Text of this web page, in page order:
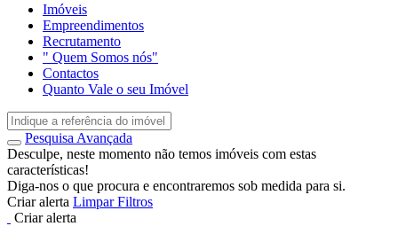
Imóveis
Empreendimentos
Recrutamento
" Quem Somos nós"
Contactos
Quanto Vale o seu Imóvel
Pesquisa Avançada
Desculpe, neste momento não temos imóveis com estas
características!
Diga-nos o que procura e encontraremos sob medida para si.
Criar alerta Limpar Filtros
Criar alerta